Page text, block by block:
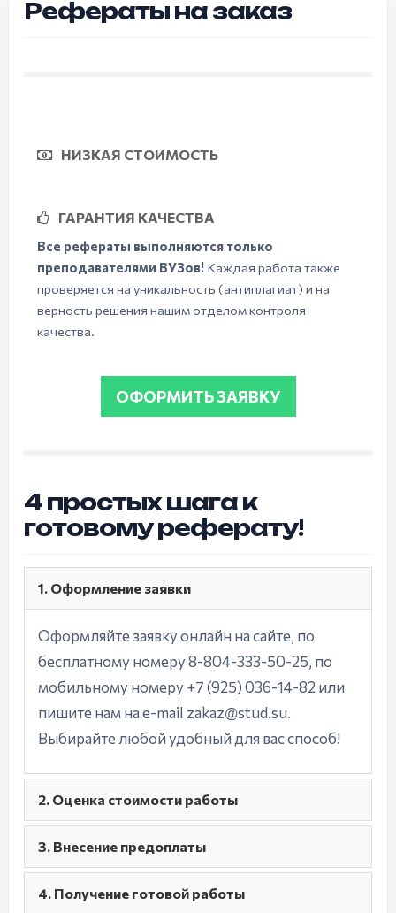
Рефераты на заказ
НИЗКАЯ СТОИМОСТЬ
ГАРАНТИЯ КАЧЕСТВА
Все рефераты выполняются только
преподавателями ВУЗов! Каждая работа также
проверяется на уникальность (антиплагиат) и на
верность решения нашим отделом контроля
качества.
ОФОРМИТЬ ЗАЯВКУ
4 простых шага к
готовому реферату!
1. Оформление заявки
Оформляйте заявку онлайн на сайте, по
бесплатному номеру 8-804-333-50-25, по
мобильному номеру +7 (925) 036-14-82 или
пишите нам на e-mail zakaz@stud.su.
Выбирайте любой удобный для вас способ!
2. Оценка стоимости работы
3. Внесение предоплаты
4. Получение готовой работы